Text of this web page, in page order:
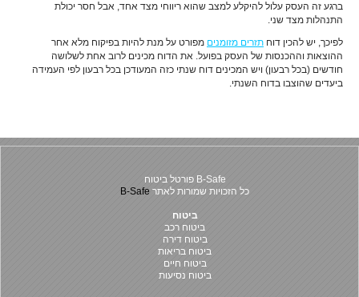
ברגע זה העסק עלול להיקלע למצב שהוא ריווחי מצד אחד, אבל חסר יכולת
התנהלות מצד שני.
לפיכך, יש להכין דוח תזרים מזומנים מפורט על מנת להיות בפיקוח מלא אחר
ההוצאות וההכנסות של העסק בפועל. את הדוח מכינים לרוב אחת לשלושה
חודשים (בכל רבעון) ויש המכינים דוח שנתי כזה המעודכן בכל רבעון לפי העמידה
ביעדים שהוצבו בדוח השנתי.
B-Safe פורטל ביטוח
כל הזכויות שמורות לאתר B-Safe
ביטוח
ביטוח רכב
ביטוח דירה
ביטוח בריאות
ביטוח חיים
ביטוח נסיעות